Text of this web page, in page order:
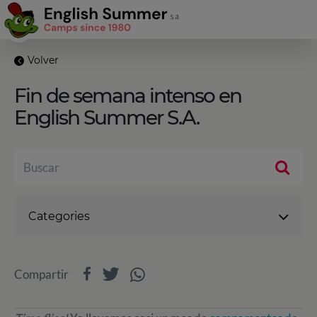
Volver
Fin de semana intenso en
English Summer S.A.
Categories
Compartir